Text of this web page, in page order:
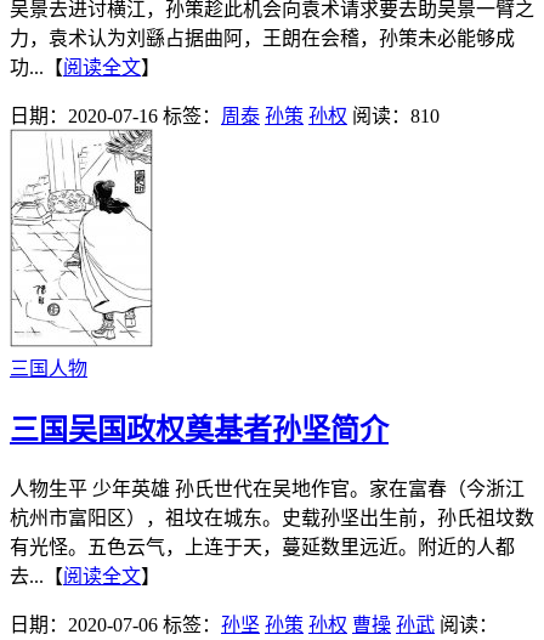
吴景去进讨横江，孙策趁此机会向袁术请求要去助吴景一臂之
力，袁术认为刘繇占据曲阿，王朗在会稽，孙策未必能够成
功...【阅读全文】
日期：2020-07-16 标签： 周泰 孙策 孙权 阅读：810
三国人物
三国吴国政权奠基者孙坚简介
人物生平 少年英雄 孙氏世代在吴地作官。家在富春（今浙江
杭州市富阳区），祖坟在城东。史载孙坚出生前，孙氏祖坟数
有光怪。五色云气，上连于天，蔓延数里远近。附近的人都
去...【阅读全文】
日期：2020-07-06 标签： 孙坚 孙策 孙权 曹操 孙武 阅读：